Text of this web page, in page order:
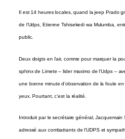
Il est 14 heures locales, quand la jeep Prado
de l’Udps, Etienne Tshisekedi wa Mulumba,
public.
Deux doigts en l’air, comme pour marquer la
sphinx de Limete – lider maximo de l’Udps –
une bonne minute d’observation de la foule en
yeux. Pourtant, c’est la réalité.
Introduit par le secrétaire général, Jacquemain
adressé aux combattants de l’UDPS et